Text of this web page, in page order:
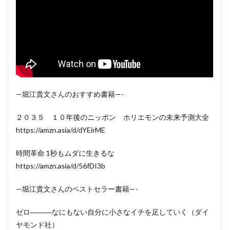
—堀江貴文さんのおすすめ書籍—-
２０３５ １０年後のニッポン ホリエモンの未来予測大全
https://amzn.asia/d/dYEirME
時間革命 1秒もムダに生きるな
https://amzn.asia/d/56fDI3b
—堀江貴文さんのベストセラー書籍—-
ゼロ―――なにもない自分に小さなイチを足していく（ダイ
ヤモンド社）